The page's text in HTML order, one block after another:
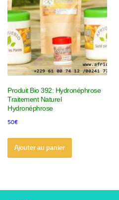
Produit Bio 392: Hydronéphrose
Traitement Naturel
Hydronéphrose
50€
Ajouter au panier